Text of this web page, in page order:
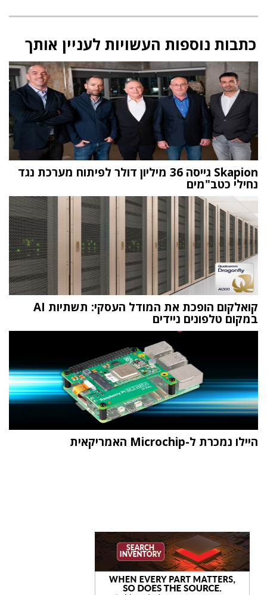
כתבות נוספות העשויות לעניין אותך
Skapion גייסה 36 מיליון דולר לפיתוח מערכת נגד
נחילי כטב"מים
קואלקום הופכת את המודל העסקי: תשתיות AI
במקום טלפונים ניידים
היילו נמכרת ל-Microchip האמריקאית